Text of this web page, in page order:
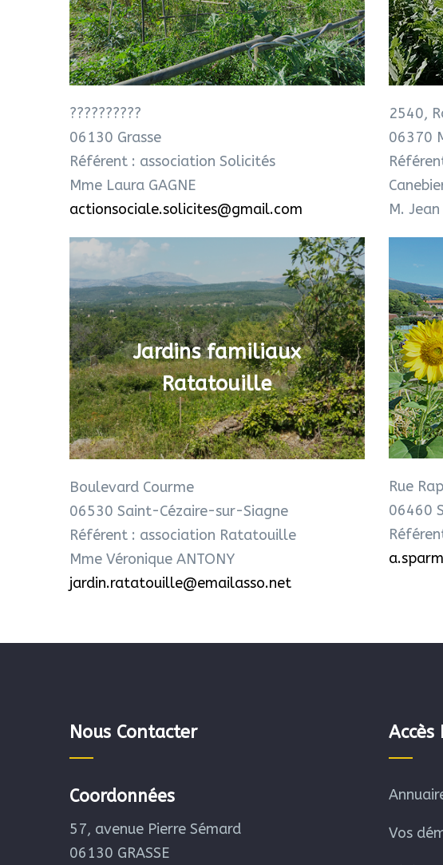
??????????
06130 Grasse
Référent : association Solicités
Mme Laura GAGNE
actionsociale.solicites@gmail.com
2540,
06370
M.
Jardins familiaux
Ratatouille
Boulevard Courme
06530 Saint-Cézaire-sur-Siagne
Référent : association Ratatouille
Mme Véronique ANTONY
jardin.ratatouille@emailasso.net
Rue
06460
Nous Contacter
Coordonnées
57, avenue Pierre Sémard
06130 GRASSE
Accès
Vos